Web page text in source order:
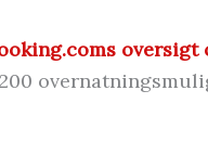
oversigt